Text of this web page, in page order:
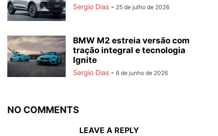
Sergio Dias - 25 de julho de 2026
BMW M2 estreia versão com
tração integral e tecnologia
Ignite
Sergio Dias - 6 de junho de 2026
NO COMMENTS
LEAVE A REPLY